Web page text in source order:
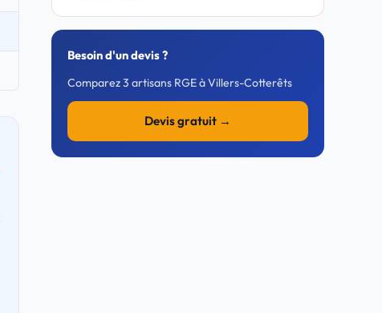
Besoin d'un devis ?
Comparez 3 artisans RGE à Villers-Cotterêts
Devis gratuit →